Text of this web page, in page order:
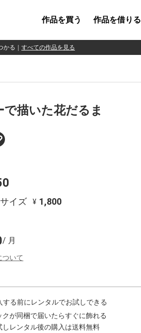
作品を買う 作品を借りる
かる すべての作品を見る
で描いた花だるま
イズ ¥ 1,800
/ 月
ついて
する前にレンタルでお試しできる
クが同梱で届いたらすぐに飾れる
しレンタル後の購入は送料無料